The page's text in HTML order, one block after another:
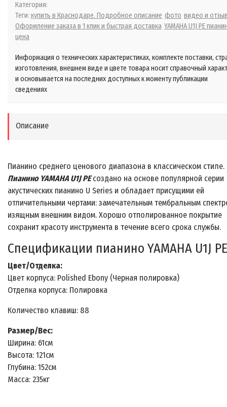
Категория:
Теги: купить в Краснодаре. Подробное описание фото видео и
Оформление заказа в 1 клик и быстрая доставка YAMAHA U1J PE
цена
Информация о технических характеристиках, комплекте поставки,
изготовления, внешнем виде и цвете товара носит справочный
и основывается на последних доступных к моменту публикации
сведениях
Описание
Пианино среднего ценового диапазона в классическом стиле.
Пианино YAMAHA U1J PEсоздано на основе популярной серии
акустических пианино U Series и обладает присущими ей
отличительными чертами: замечательным тембральным
изящным внешним видом. Хорошо отполированное покрытие
сохранит красоту инструмента в течение всего срока службы.
Спецификации пианино YAMAHA U1J PE
Цвет/Отделка:
Цвет корпуса: Polished Ebony (Черная полировка)
Отделка корпуса: Полировка
Количество клавиш: 88
Размер/Вес:
Ширина: 61см
Высота: 121см
Глубина: 152см
Масса: 235кг